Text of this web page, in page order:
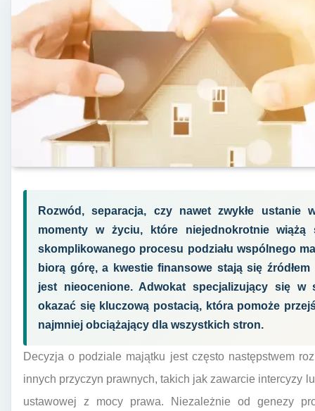
Rozwód, separacja, czy nawet zwykłe ustanie
momenty w życiu, które niejednokrotnie wiążą
skomplikowanego procesu podziału wspólnego
biorą górę, a kwestie finansowe stają się
jest nieocenione. Adwokat specjalizujący się
okazać się kluczową postacią, która pomoże
najmniej obciążający dla wszystkich stron.
Decyzja o podziale majątku jest często następstwem
innych przyczyn prawnych, takich jak zawarcie intercyzy
ustawowej z mocy prawa. Niezależnie od genezy